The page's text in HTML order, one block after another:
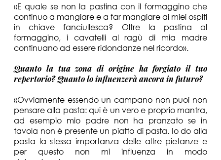
«E quale se non la pastina con il formaggino che
continuo a mangiare e a far mangiare ai miei ospiti
in chiave fanciullesca? Oltre la pastina al
formaggino, i cavatelli al ragù di mia madre
continuano ad essere ridondanze nel ricordo».
Quanto la tua zona di origine ha forgiato il tuo
repertorio? Quanto lo influenzerà ancora in futuro?
«Ovviamente essendo un campano non puoi non
pensare alla pasta: qui è un vero e proprio mantra,
ad esempio mio padre non ha pranzato se in
tavola non è presente un piatto di pasta. Io do alla
pasta la stessa importanza delle altre pietanze e
per questo non mi influenza in modo